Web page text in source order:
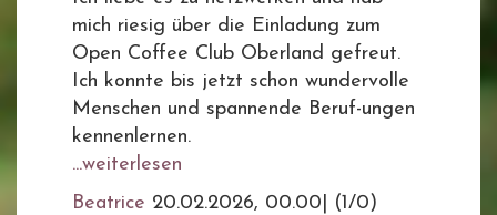
mich riesig über die Einladung zum
Open Coffee Club Oberland gefreut.
Ich konnte bis jetzt schon wundervolle
Menschen und spannende Beruf-ungen
kennenlernen.
...weiterlesen
Beatrice 20.02.2026, 00.00
(1/0)